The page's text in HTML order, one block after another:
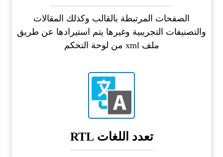
الصفحات المرتبطة بالقالب وكذلك المقالات
والتصنيفات التجريبية وغيرها يتم استيرادها عن طريق
ملف xml من لوحة التحكم
تعدد اللغات RTL